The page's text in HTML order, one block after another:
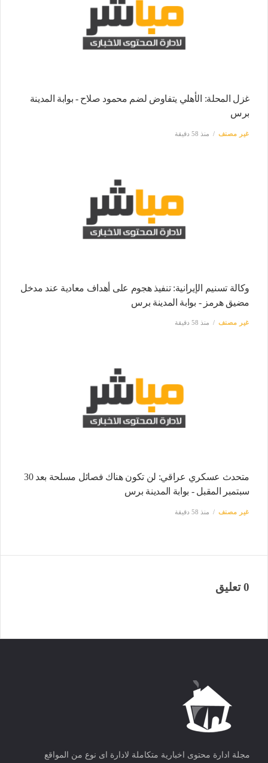
غزل المحلة: الأهلي يتفاوض لضم محمود صلاح - بوابة المدينة
برس
غير مصنف منذ 58 دقيقة
وكالة تسنيم الإيرانية: تنفيذ هجوم على أهداف معادية عند مدخل
مضيق هرمز - بوابة المدينة برس
غير مصنف منذ 58 دقيقة
متحدث عسكري عراقي: لن تكون هناك فصائل مسلحة بعد 30
سبتمبر المقبل - بوابة المدينة برس
غير مصنف منذ 58 دقيقة
0 تعليق
مجلة ادارة محتوى اخبارية متكاملة لادارة اى نوع من المواقع